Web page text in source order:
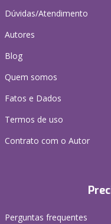
Dúvidas/Atendimento
Autores
Blog
Quem somos
Fatos e Dados
Termos de uso
Contrato com o Autor
Perguntas frequentes